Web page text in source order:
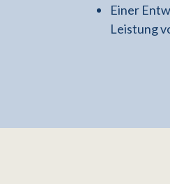
Einer
Leistung